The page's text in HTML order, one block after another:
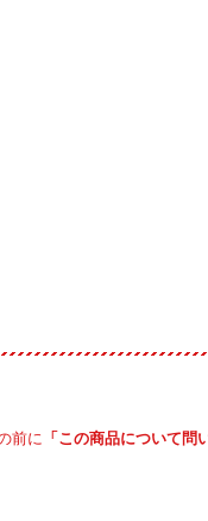
前に 「この商品について問